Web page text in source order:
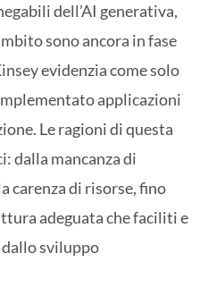
dell’AI generativa,
sono ancora in fase
evidenzia come solo
applicazioni
Le ragioni di questa
dalla mancanza di
carenza di risorse, fino
adeguata che faciliti e
dallo sviluppo